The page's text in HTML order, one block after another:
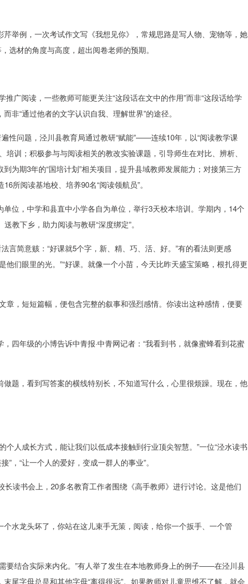
举例，一次考试作文写《我想见你》，常规思路是写人物、宠物等，她
选材的角度与高度，超出阅卷老师的预期。
广阅读，一些教师可能更关注“这段话在文中的作用”而非“这段话给学
非“通过他者的文字认识自我、理解世界”的途径。
性问题，泾川县教育局通过教研“赋能”——连续10年，以“阅读教学课
培训；积极参与与阅读相关的教改实验课题，引导师生在对比、辨析、
为期3年的“国培计划”相关项目，提升县域教师发展能力；对接第三方
所阅读基地校、培养90名“阅读领航员”。
位，中学和县直中小学各自为单位，举行3天校本培训。学期内，14个
教下乡，助力阅读与教研“深度绑定”。
言简意赅：“好课就5个字，新、精、巧、活、好。”有的看法则更感
他们眼里的光。”“好课。就像一个小苗，今天比昨天盛宝策略，根扎得更
章，短短篇幅，便包含完整的叙事和强烈感情。你读出这种感情，便要
四年级的小博告诉中青报·中青网记者：“我看到书，就像蜜蜂看到花蜜
题，看到写答案的横线特别长，不知道写什么，心里很烦躁。现在，他
个人成长方式，能让我们以低成本接触到行业顶尖智慧。”一位“泾水读书
”，“让一个人的爱好，变成一群人的事业”。
读书会上，20多名教育工作者围绕《高手教师》进行讨论。这是他们
个水龙头坏了，你站在这儿束手无策，阅读，给你一个扳手、一个管
要结合实际来内化。”有人举了发生在本地教师身上的例子——在泾川县
尾字母总是和其他字母“离得很远”。如果教师对儿童思维不了解，就会